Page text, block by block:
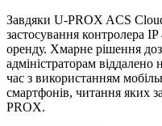
Завдяки U-PROX ACS
застосування контролера
оренду. Хмарне рішення
адміністраторам
час з використанням
смартфонів, читання яких
PROX.